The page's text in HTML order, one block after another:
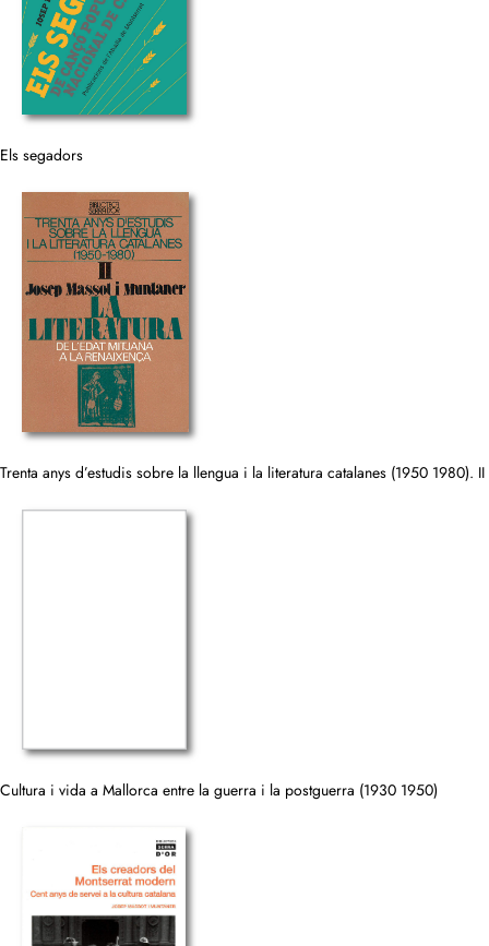
Els segadors
Trenta anys d’estudis sobre la llengua i la literatura catalanes (1950 1980). II
Cultura i vida a Mallorca entre la guerra i la postguerra (1930 1950)